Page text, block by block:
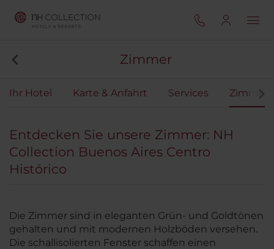
Zimmer
Ihr Hotel Karte & Anfahrt Services Zimmer
Entdecken Sie unsere Zimmer: NH
Collection Buenos Aires Centro
Histórico
Die Zimmer sind in eleganten Grün- und Goldtönen
gehalten und mit modernen Holzböden versehen.
Die schallisolierten Fenster schaffen einen